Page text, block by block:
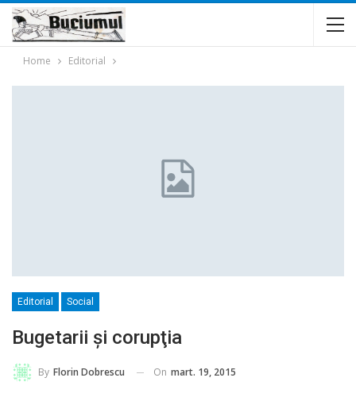
Home Editorial
Editorial Social
Bugetarii şi corupţia
By Florin Dobrescu On mart. 19, 2015